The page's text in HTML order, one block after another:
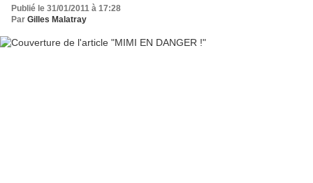
Publié le 31/01/2011 à 17:28
Par Gilles Malatray